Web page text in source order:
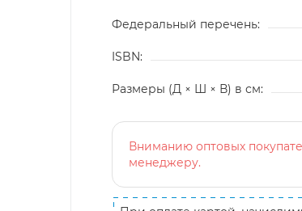
Федеральный перечень:
ISBN:
Размеры (Д × Ш × В) в см:
Вниманию оптовых
менеджеру.